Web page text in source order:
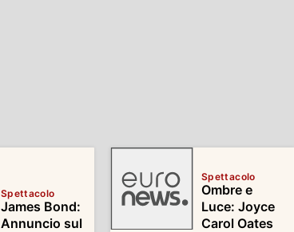
Spettacolo
James Bond:
Annuncio sul
Spettacolo
Ombre e
Luce: Joyce
Carol Oates